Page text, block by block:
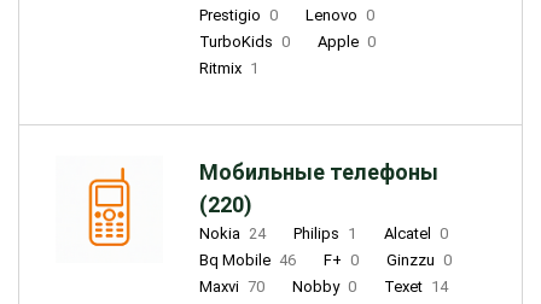
Prestigio 0 Lenovo 0
TurboKids 0 Apple 0
Ritmix 1
Мобильные телефоны
(220)
Nokia 24 Philips 1 Alcatel
0
Bq Mobile 46 F+ 0 Ginzzu 0
Maxvi 70 Nobby 0 Texet 14